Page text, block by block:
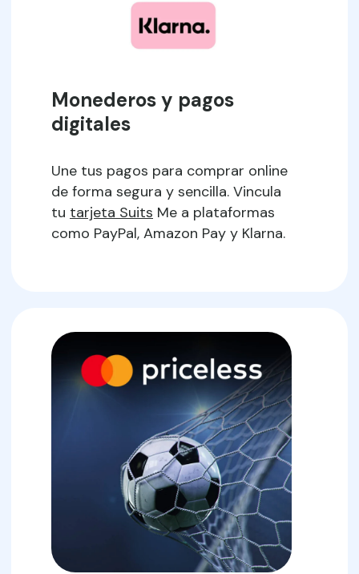
Monederos y pagos
digitales
Une tus pagos para comprar online
de forma segura y sencilla. Vincula
tu tarjeta Suits Me a plataformas
como PayPal, Amazon Pay y Klarna.